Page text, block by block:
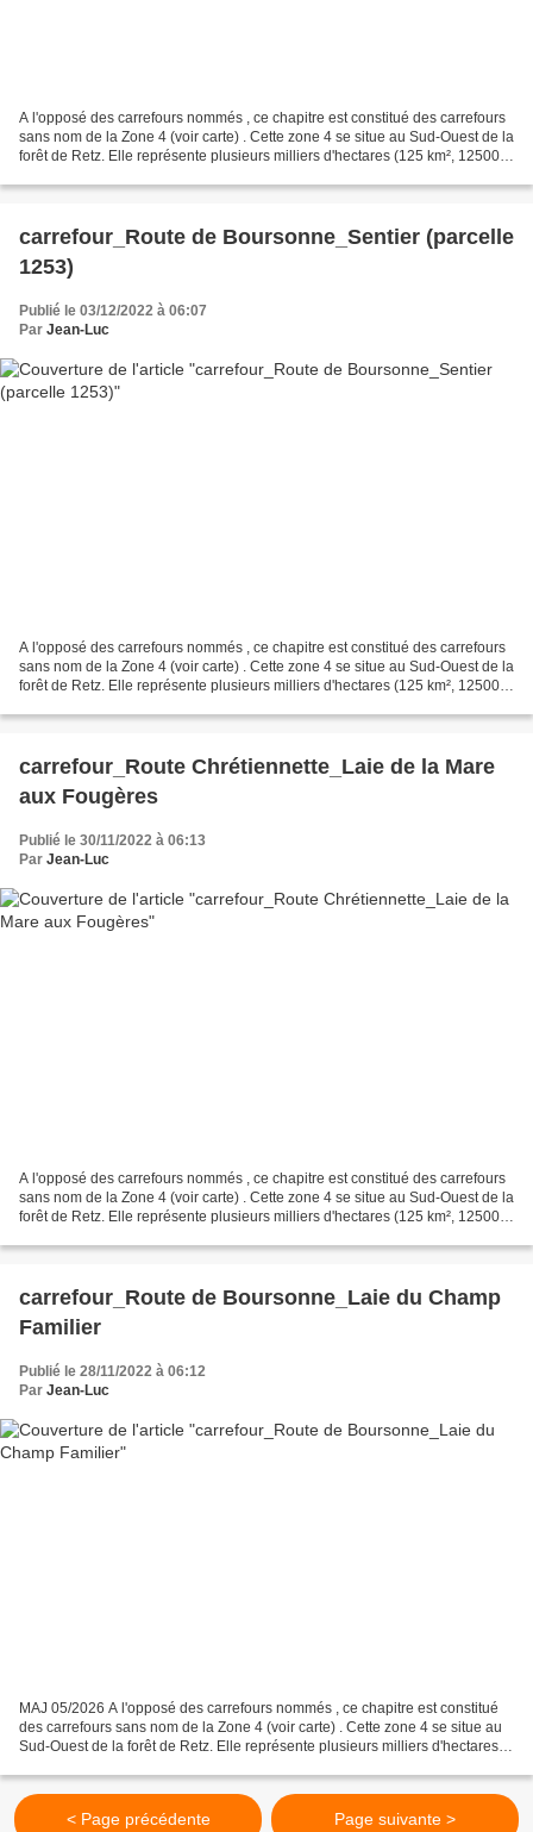
A l'opposé des carrefours nommés , ce chapitre est constitué des carrefours
sans nom de la Zone 4 (voir carte) . Cette zone 4 se situe au Sud-Ouest de la
forêt de Retz. Elle représente plusieurs milliers d'hectares (125 km², 125000
carrefour_Route de Boursonne_Sentier (parcelle
1253)
Publié le 03/12/2022 à 06:07
Par Jean-Luc
A l'opposé des carrefours nommés , ce chapitre est constitué des carrefours
sans nom de la Zone 4 (voir carte) . Cette zone 4 se situe au Sud-Ouest de la
forêt de Retz. Elle représente plusieurs milliers d'hectares (125 km², 125000
carrefour_Route Chrétiennette_Laie de la Mare
aux Fougères
Publié le 30/11/2022 à 06:13
Par Jean-Luc
A l'opposé des carrefours nommés , ce chapitre est constitué des carrefours
sans nom de la Zone 4 (voir carte) . Cette zone 4 se situe au Sud-Ouest de la
forêt de Retz. Elle représente plusieurs milliers d'hectares (125 km², 125000
carrefour_Route de Boursonne_Laie du Champ
Familier
Publié le 28/11/2022 à 06:12
Par Jean-Luc
MAJ 05/2026 A l'opposé des carrefours nommés , ce chapitre est constitué
des carrefours sans nom de la Zone 4 (voir carte) . Cette zone 4 se situe au
Sud-Ouest de la forêt de Retz. Elle représente plusieurs milliers d'hectares
< Page précédente Page suivante >